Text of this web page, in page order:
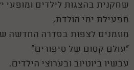
שחקנית בהצגות לילדים ומופעי
מפעילת ימי הולדת,
מוזמנים לצפות בסדרה החדשה
"עולם קסום של סיפורים"
עכשיו ביוטיוב ובערוצי הילדים.